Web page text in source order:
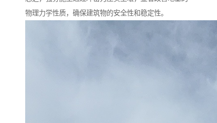
物理力学性质，确保建筑物的安全性和稳定性。